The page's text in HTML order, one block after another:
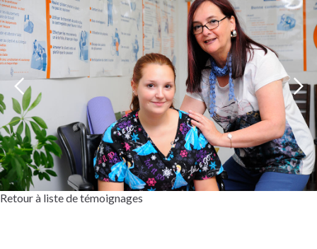
Retour à liste de témoignages